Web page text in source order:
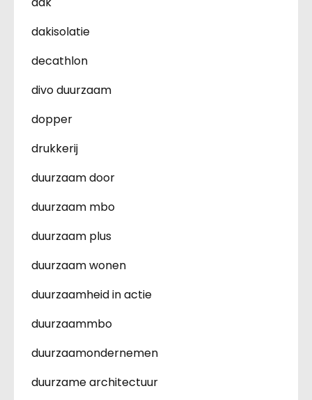
dakisolatie
decathlon
divo duurzaam
dopper
drukkerij
duurzaam door
duurzaam mbo
duurzaam plus
duurzaam wonen
duurzaamheid in actie
duurzaammbo
duurzaamondernemen
duurzame architectuur